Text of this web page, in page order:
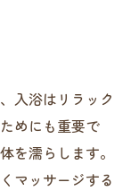
入浴はリラック
めにも重要で
を濡らします。
マッサージする